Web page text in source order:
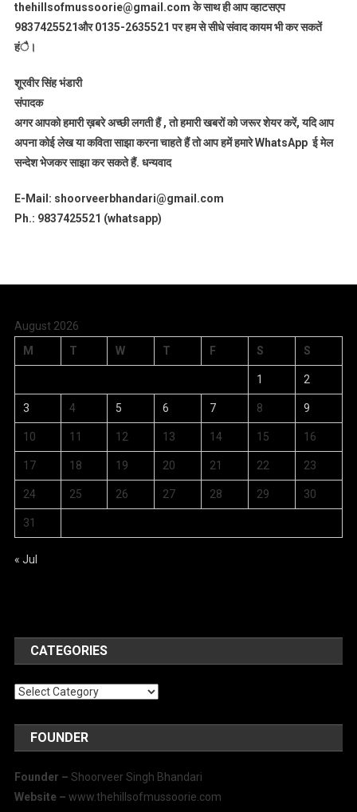
thehillsofmussoorie@gmail.com के साथ ही आप व्हाटसएप
9837425521और 0135-2635521 पर हम से सीधे संवाद कायम भी कर सकतें
हंै।
शूरवीर सिंह भंडारी
संपादक
अगर आपको हमारी ख़बरे अच्छी लगती हैं , तो हमारी खबरों को जरूर शेयर करें, यदि आप
अपना कोई लेख या कविता साझा करना चाहते हैं तो आप हमें हमारे WhatsApp ई मेल
सन्देश भेजकर साझा कर सकते हैं. धन्यवाद
E-Mail: shoorveerbhandari@gmail.com
Ph.: 9837425521 (whatsapp)
August 2026
M
T W T F S S
1 2
3 4 5 6 7 8 9
10 11 12 13 14 15 16
17 18 19 20 21 22 23
24 25 26 27 28 29 30
31
« Jul
CATEGORIES
Categories
FOUNDER
Founder – Shoorveer Singh Bhandari
Website – www.thehillsofmussoorie.com